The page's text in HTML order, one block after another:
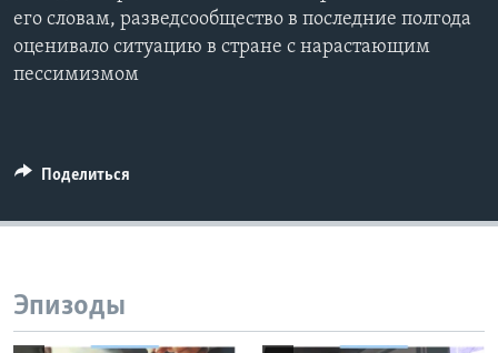
его словам, разведсообщество в последние полгода
оценивало ситуацию в стране с нарастающим
пессимизмом
Поделиться
Эпизоды